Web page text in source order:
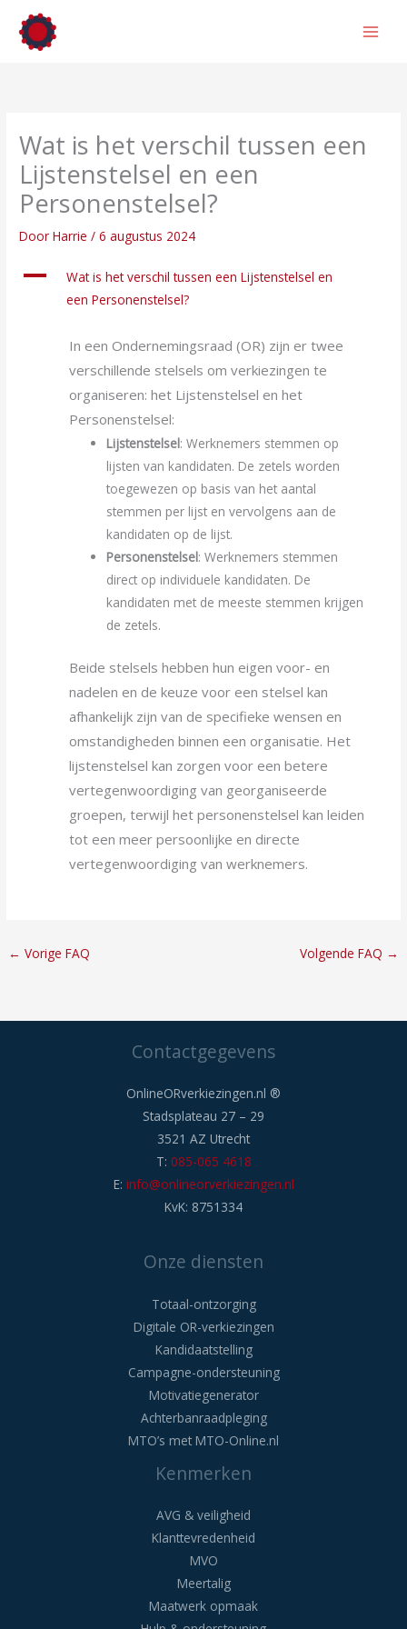
naar
Wat is het verschil tussen een
Lijstenstelsel en een
Personenstelsel?
DoorHarrie/6 augustus 2024
A
Wat is het verschil tussen een Lijstenstelsel en
een Personenstelsel?
In een Ondernemingsraad (OR) zijn er twee
verschillende stelsels om verkiezingen te
organiseren: het Lijstenstelsel en het
Personenstelsel:
Lijstenstelsel: Werknemers stemmen op
lijsten van kandidaten. De zetels worden
toegewezen op basis van het aantal
stemmen per lijst en vervolgens aan de
kandidaten op de lijst.
Personenstelsel: Werknemers stemmen
direct op individuele kandidaten. De
kandidaten met de meeste stemmen krijgen
de zetels.
Beide stelsels hebben hun eigen voor- en
nadelen en de keuze voor een stelsel kan
afhankelijk zijn van de specifieke wensen en
omstandigheden binnen een organisatie. Het
lijstenstelsel kan zorgen voor een betere
vertegenwoordiging van georganiseerde
groepen, terwijl het personenstelsel kan leiden
tot een meer persoonlijke en directe
vertegenwoordiging van werknemers.
← Vorige FAQ Volgende FAQ →
Contactgegevens
OnlineORverkiezingen.nl ®
Stadsplateau 27 – 29
3521 AZ Utrecht
T: 085-065 4618
E: info@onlineorverkiezingen.nl
KvK: 8751334
Onze diensten
Totaal-ontzorging
Digitale OR-verkiezingen
Kandidaatstelling
Campagne-ondersteuning
Motivatiegenerator
Achterbanraadpleging
MTO’s met MTO-Online.nl
Kenmerken
AVG & veiligheid
Klanttevredenheid
MVO
Meertalig
Maatwerk opmaak